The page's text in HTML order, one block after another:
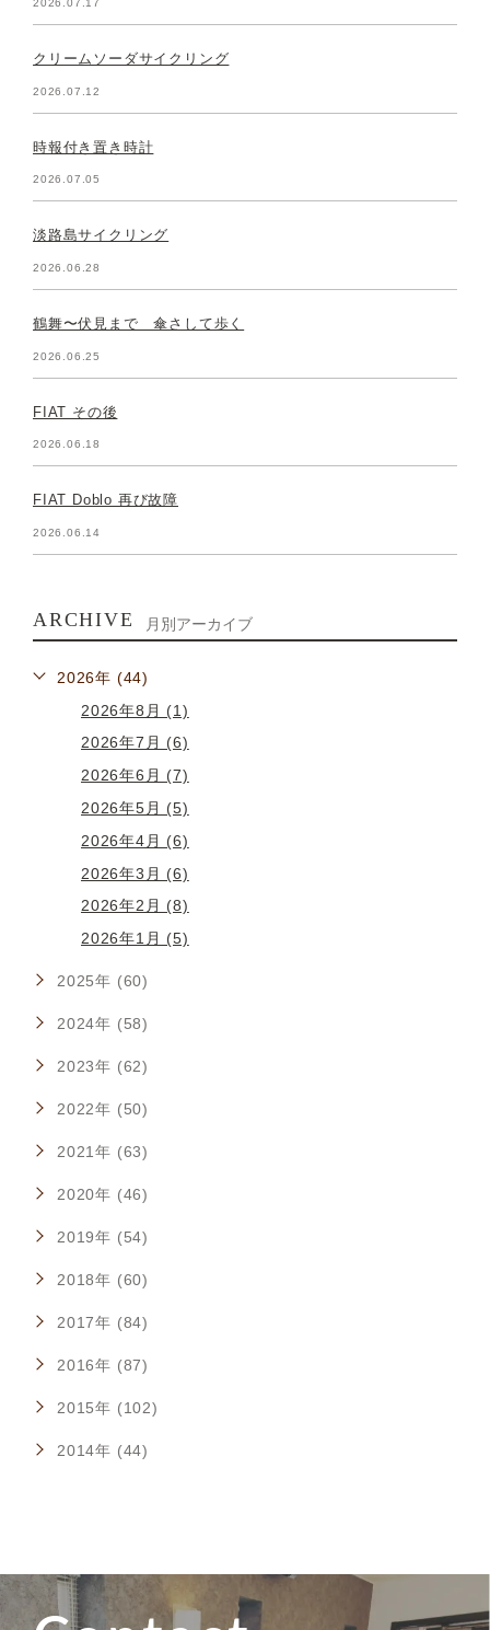
2026.07.17
クリームソーダサイクリング
2026.07.12
時報付き置き時計
2026.07.05
淡路島サイクリング
2026.06.28
鶴舞〜伏見まで 傘さして歩く
2026.06.25
FIAT その後
2026.06.18
FIAT Doblo 再び故障
2026.06.14
ARCHIVE 月別アーカイブ
2026年 (44)
2026年8月 (1)
2026年7月 (6)
2026年6月 (7)
2026年5月 (5)
2026年4月 (6)
2026年3月 (6)
2026年2月 (8)
2026年1月 (5)
2025年 (60)
2024年 (58)
2023年 (62)
2022年 (50)
2021年 (63)
2020年 (46)
2019年 (54)
2018年 (60)
2017年 (84)
2016年 (87)
2015年 (102)
2014年 (44)